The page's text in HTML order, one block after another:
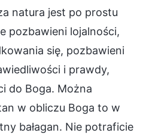
natura jest po prostu
pozbawieni lojalności,
się, pozbawieni
i prawdy,
do Boga. Można
w obliczu Boga to w
bałagan. Nie potraficie